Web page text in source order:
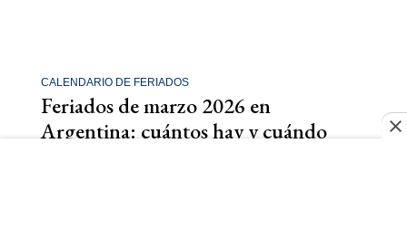
CALENDARIO DE FERIADOS
Feriados de marzo 2026 en
Argentina: cuántos hay y cuándo